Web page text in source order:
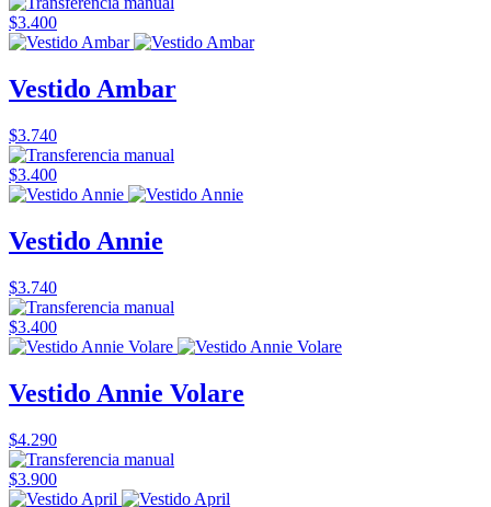
$3.400
Vestido Ambar
$3.740
$3.400
Vestido Annie
$3.740
$3.400
Vestido Annie Volare
$4.290
$3.900